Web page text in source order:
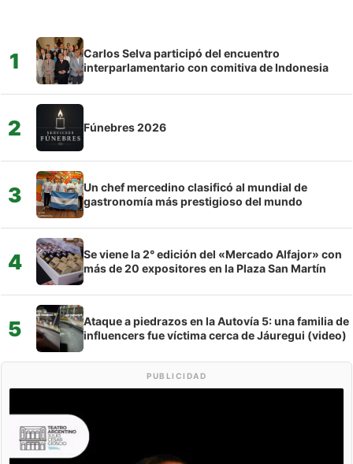
1
Carlos Selva participó del encuentro
interparlamentario con comitiva de Indonesia
2 Fúnebres 2026
3
Un chef mercedino clasificó al mundial de
gastronomía más prestigioso del mundo
4
Se viene la 2° edición del «Mercado Alfajor» con
más de 20 expositores en la Plaza San Martín
5
Ataque a piedrazos en la Autovía 5: una familia de
influencers fue víctima cerca de Jáuregui (video)
PUBLICIDAD